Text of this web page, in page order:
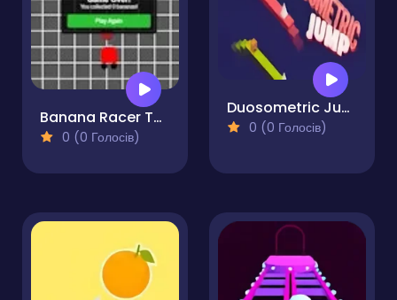
Banana Racer Turbo Chase
0 (0 Голосів)
Duosometric Jump
0 (0 Голосів)